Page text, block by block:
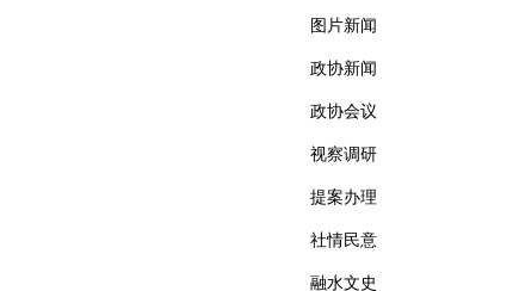
图片新闻
政协新闻
政协会议
视察调研
提案办理
社情民意
融水文史